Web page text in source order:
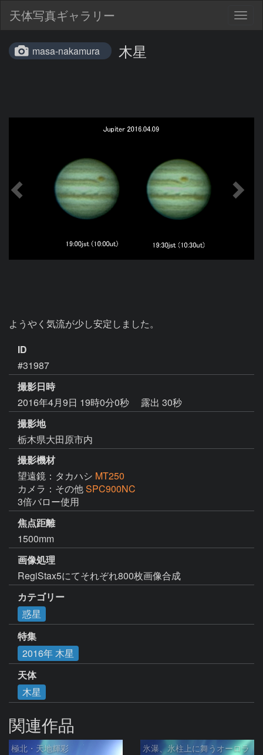
天体写真ギャラリー
masa-nakamura 木星
ようやく気流が少し安定しました。
ID
#31987
撮影日時
2016年4月9日 19時0分0秒
露出 30秒
撮影地
栃木県大田原市内
撮影機材
望遠鏡：タカハシ MT250
カメラ：その他SPC900NC
3倍バロー使用
焦点距離
1500mm
画像処理
RegiStax5にてそれぞれ800枚画像合成
カテゴリー
惑星
特集
2016年 木星
天体
木星
関連作品
極北・天地輝彩 氷瀑、氷柱上に舞うオーロラ